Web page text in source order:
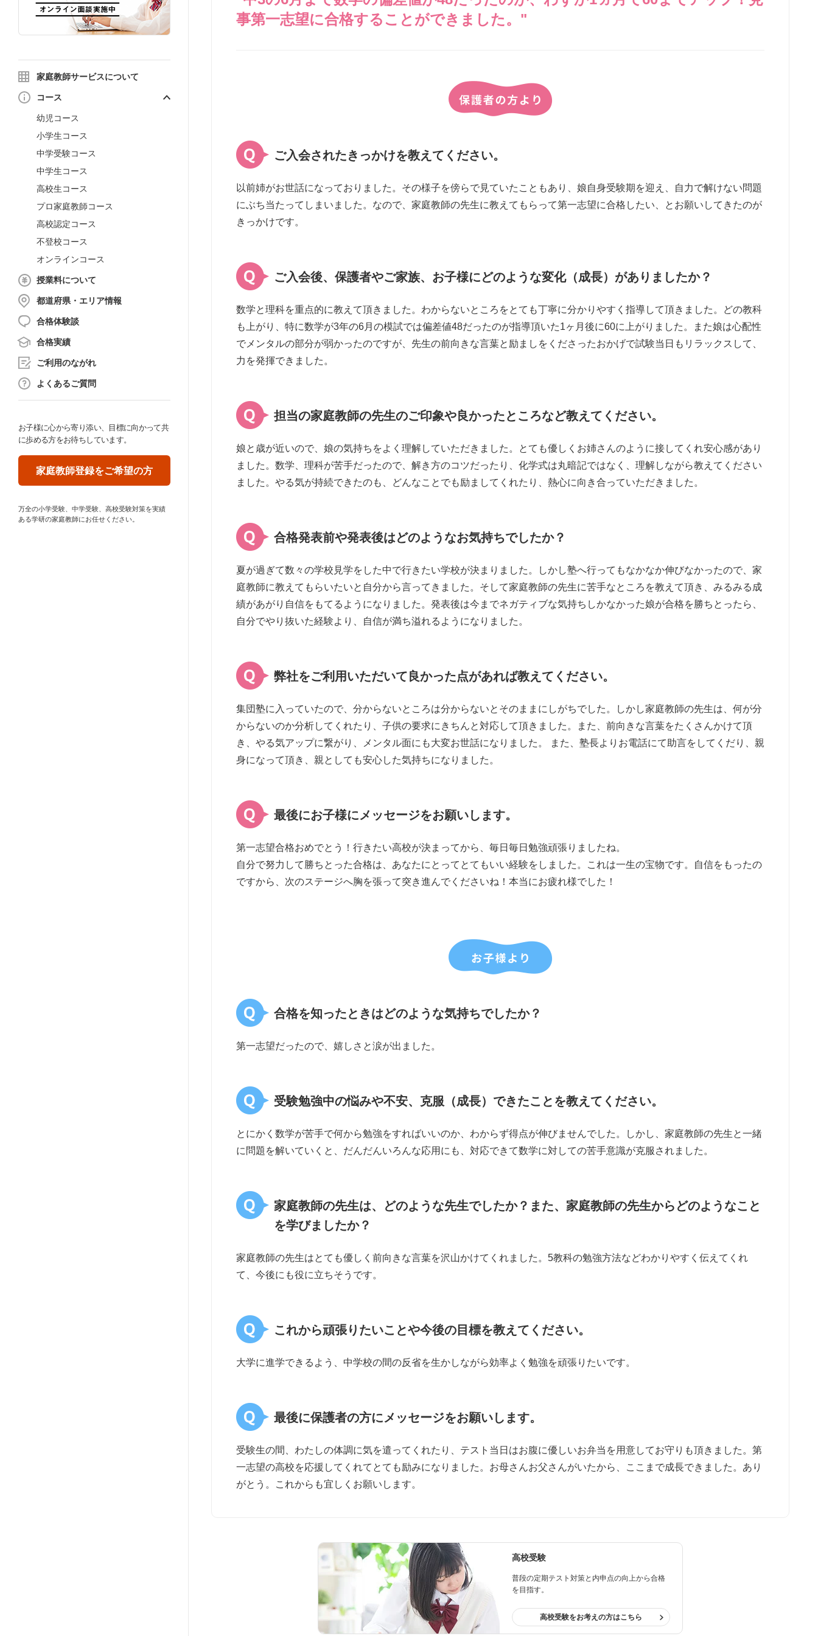
家庭教師サービスについて
コース
幼児コース
小学生コース
中学受験コース
中学生コース
高校生コース
プロ家庭教師コース
高校認定コース
不登校コース
オンラインコース
授業料について
都道府県・エリア情報
合格体験談
合格実績
ご利用のながれ
よくあるご質問
お子様に心から寄り添い、目標に向かって共
に歩める方をお待ちしています。
家庭教師登録をご希望の方
万全の小学受験、中学受験、高校受験対策を実績
ある学研の家庭教師にお任せください。
事第一志望に合格することができました。"
ご入会されたきっかけを教えてください。
以前姉がお世話になっておりました。その様子を傍らで見ていたこともあり、娘自身受験期を迎え、自力で解けない問題
にぶち当たってしまいました。なので、家庭教師の先生に教えてもらって第一志望に合格したい、とお願いしてきたのが
きっかけです。
ご入会後、保護者やご家族、お子様にどのような変化（成長）がありましたか？
数学と理科を重点的に教えて頂きました。わからないところをとても丁寧に分かりやすく指導して頂きました。どの教科
も上がり、特に数学が3年の6月の模試では偏差値48だったのが指導頂いた1ヶ月後に60に上がりました。また娘は心配性
でメンタルの部分が弱かったのですが、先生の前向きな言葉と励ましをくださったおかげで試験当日もリラックスして、
力を発揮できました。
担当の家庭教師の先生のご印象や良かったところなど教えてください。
娘と歳が近いので、娘の気持ちをよく理解していただきました。とても優しくお姉さんのように接してくれ安心感があり
ました。数学、理科が苦手だったので、解き方のコツだったり、化学式は丸暗記ではなく、理解しながら教えてください
ました。やる気が持続できたのも、どんなことでも励ましてくれたり、熱心に向き合っていただきました。
合格発表前や発表後はどのようなお気持ちでしたか？
夏が過ぎて数々の学校見学をした中で行きたい学校が決まりました。しかし塾へ行ってもなかなか伸びなかったので、家
庭教師に教えてもらいたいと自分から言ってきました。そして家庭教師の先生に苦手なところを教えて頂き、みるみる成
績があがり自信をもてるようになりました。発表後は今までネガティブな気持ちしかなかった娘が合格を勝ちとったら、
自分でやり抜いた経験より、自信が満ち溢れるようになりました。
弊社をご利用いただいて良かった点があれば教えてください。
集団塾に入っていたので、分からないところは分からないとそのままにしがちでした。しかし家庭教師の先生は、何が分
からないのか分析してくれたり、子供の要求にきちんと対応して頂きました。また、前向きな言葉をたくさんかけて頂
き、やる気アップに繋がり、メンタル面にも大変お世話になりました。 また、塾長よりお電話にて助言をしてくだり、親
身になって頂き、親としても安心した気持ちになりました。
最後にお子様にメッセージをお願いします。
第一志望合格おめでとう！行きたい高校が決まってから、毎日毎日勉強頑張りましたね。
自分で努力して勝ちとった合格は、あなたにとってとてもいい経験をしました。これは一生の宝物です。自信をもったの
ですから、次のステージへ胸を張って突き進んでくださいね！本当にお疲れ様でした！
合格を知ったときはどのような気持ちでしたか？
第一志望だったので、嬉しさと涙が出ました。
受験勉強中の悩みや不安、克服（成長）できたことを教えてください。
とにかく数学が苦手で何から勉強をすればいいのか、わからず得点が伸びませんでした。しかし、家庭教師の先生と一緒
に問題を解いていくと、だんだんいろんな応用にも、対応できて数学に対しての苦手意識が克服されました。
家庭教師の先生は、どのような先生でしたか？また、家庭教師の先生からどのようなこと
を学びましたか？
家庭教師の先生はとても優しく前向きな言葉を沢山かけてくれました。5教科の勉強方法などわかりやすく伝えてくれ
て、今後にも役に立ちそうです。
これから頑張りたいことや今後の目標を教えてください。
大学に進学できるよう、中学校の間の反省を生かしながら効率よく勉強を頑張りたいです。
最後に保護者の方にメッセージをお願いします。
受験生の間、わたしの体調に気を遣ってくれたり、テスト当日はお腹に優しいお弁当を用意してお守りも頂きました。第
一志望の高校を応援してくれてとても励みになりました。お母さんお父さんがいたから、ここまで成長できました。あり
がとう。これからも宜しくお願いします。
高校受験
普段の定期テスト対策と内申点の向上から合格
を目指す。
高校受験をお考えの方はこちら